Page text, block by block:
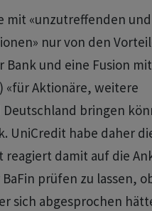
mit «unzutreffenden und
nur ​von den
Bank und eine Fusion
«für Aktionäre, weitere
bringen
UniCredit habe daher
reagiert damit auf die
prüfen zu lassen,
sich abgesprochen